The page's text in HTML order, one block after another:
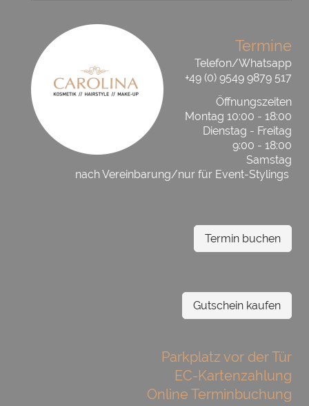
Termine
Telefon/Whatsapp
+49 (0) 9549 9879 517
Öffnungszeiten
Montag 10:00 - 18:00
Dienstag - Freitag
9:00 - 18:00
Samstag
nach Vereinbarung/nur für Event-Stylings
Termin buchen
Gutschein kaufen
Parkplatz vor der Tür
EC-Kartenzahlung
Online Terminbuchung